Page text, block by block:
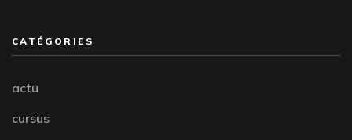
CATÉGORIES
actu
cursus